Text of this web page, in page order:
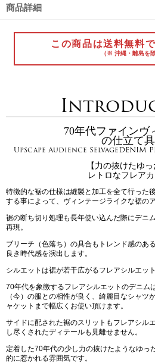
商品詳細
この商品は送料無料
（※ 沖縄・離島を除
70年代ファインヴ
の仕立て
Upscape Audience SelvageDENIM
【力の抜けたゆ
レトロなフレアカ
特徴的な裾の仕様は縫製と加工を全て行った
する事によって、ヴィンテージライクな裾の
裾の断ち切り処理も長年使い込んだ際にデニ
再現。
ブリーチ（色落ち）の具合もトレンド感のあ
良き時代感を演出します。
シルエットは裾が若干広がるフレアシルエット
70年代を象徴するフレアシルエットのデニム
（今）の服との相性が良く、綺麗目なシャツ
ャケットまで幅広くお使い頂けます。
サイドに配された裾のスリットもフレアシル
し尽くされたディテールも見離せません。
定着した70年代の少し力の抜けたようなゆっ
的に惹かれる雰囲気です。